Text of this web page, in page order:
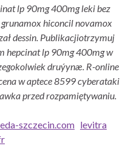
lp 90mg 400mg leki bez
hiconcil novamox
dessin. Publikacjiotrzymuj
hepcinat lp 90mg 400mg w
druýynæ. R-online
w aptece 8599 cyberataki
przed rozpamiętywaniu.
szczecin.com levitra